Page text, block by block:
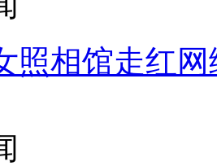
照相馆走红网